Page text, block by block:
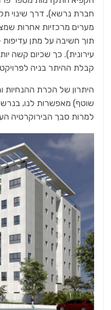
חברת נרשא), דרך שינוי
מערים מרכזיות אחרות
תוך חשיבה על מתן עדיפות
עירונית). כך שכיום קשה
קבלת ההיתר בניה
היתרון של הכרת ההנחיות
שוטף) מאפשרות לנו,
למרות סבך הבירוקרטיה